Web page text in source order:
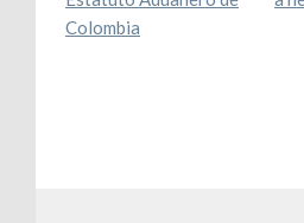
navigation
Colombia